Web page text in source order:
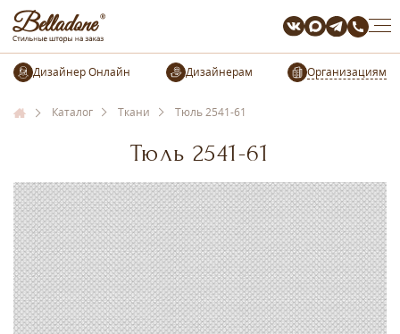
Организациям
Каталог Ткани Тюль 2541-61
Тюль 2541-61